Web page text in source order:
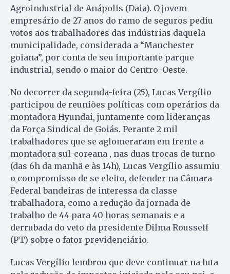
Agroindustrial de Anápolis (Daia). O jovem
empresário de 27 anos do ramo de seguros pediu
votos aos trabalhadores das indústrias daquela
municipalidade, considerada a “Manchester
goiana”, por conta de seu importante parque
industrial, sendo o maior do Centro-Oeste.
No decorrer da segunda-feira (25), Lucas Vergílio
participou de reuniões políticas com operários da
montadora Hyundai, juntamente com lideranças
da Força Sindical de Goiás. Perante 2 mil
trabalhadores que se aglomeraram em frente a
montadora sul-coreana , nas duas trocas de turno
(das 6h da manhã e às 14h), Lucas Vergílio assumiu
o compromisso de se eleito, defender na Câmara
Federal bandeiras de interessa da classe
trabalhadora, como a redução da jornada de
trabalho de 44 para 40 horas semanais e a
derrubada do veto da presidente Dilma Rousseff
(PT) sobre o fator previdenciário.
Lucas Vergílio lembrou que deve continuar na luta